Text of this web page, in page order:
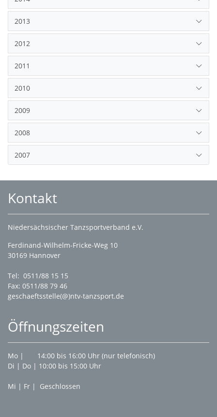
2013
2012
2011
2010
2009
2008
2007
Kontakt
Niedersächsischer Tanzsportverband e.V.
Ferdinand-Wilhelm-Fricke-Weg 10
30169 Hannover
Tel: 0511/88 15 15
Fax: 0511/88 79 46
geschaeftsstelle(@)ntv-tanzsport.de
Öffnungszeiten
Mo | 14:00 bis 16:00 Uhr (nur telefonisch)
Di | Do | 10:00 bis 15:00 Uhr
Mi | Fr | Geschlossen